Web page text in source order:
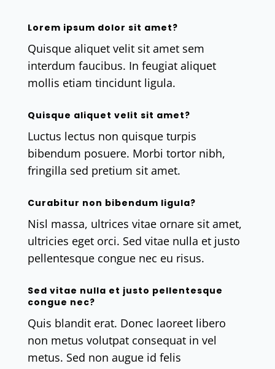
Lorem ipsum dolor sit amet?
Quisque aliquet velit sit amet sem
interdum faucibus. In feugiat aliquet
mollis etiam tincidunt ligula.
Quisque aliquet velit sit amet?
Luctus lectus non quisque turpis
bibendum posuere. Morbi tortor nibh,
fringilla sed pretium sit amet.
Curabitur non bibendum ligula?
Nisl massa, ultrices vitae ornare sit amet,
ultricies eget orci. Sed vitae nulla et justo
pellentesque congue nec eu risus.
Sed vitae nulla et justo pellentesque
congue nec?
Quis blandit erat. Donec laoreet libero
non metus volutpat consequat in vel
metus. Sed non augue id felis